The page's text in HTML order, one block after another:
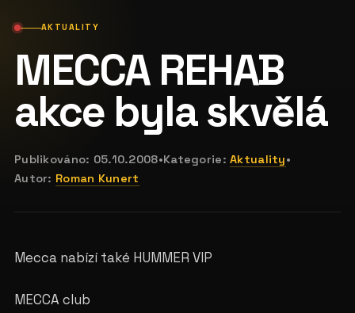
AKTUALITY
MECCA REHAB
akce byla skvělá
Publikováno: 05.10.2008•Kategorie:Aktuality•
Autor: Roman Kunert
Mecca nabízí také HUMMER VIP
MECCA club